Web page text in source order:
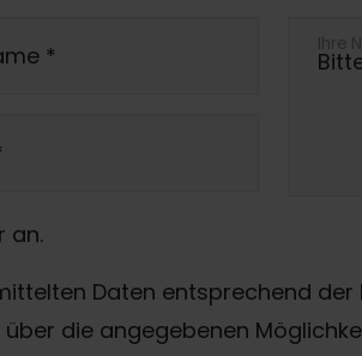
* Ihre
an.
Daten entsprechend der
die angegebenen